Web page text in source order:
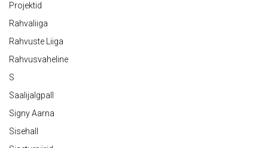
Projektid
Rahvaliiga
Rahvuste Liiga
Rahvusvaheline
S
Saalijalgpall
Signy Aarna
Sisehall